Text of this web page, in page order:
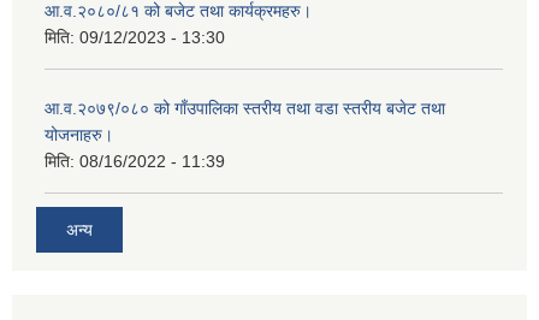
आ.व.२०८०/८१ को बजेट तथा कार्यक्रमहरु।
मिति: 09/12/2023 - 13:30
आ.व.२०७९/०८० को गाँउपालिका स्तरीय तथा वडा स्तरीय बजेट तथा
योजनाहरु।
मिति: 08/16/2022 - 11:39
अन्य